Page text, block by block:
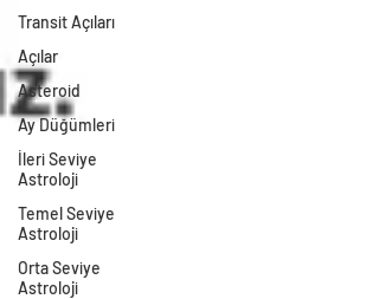
Transit Açıları
Açılar
Asteroid
Ay Düğümleri
İleri Seviye
Astroloji
Temel Seviye
Astroloji
Orta Seviye
Astroloji